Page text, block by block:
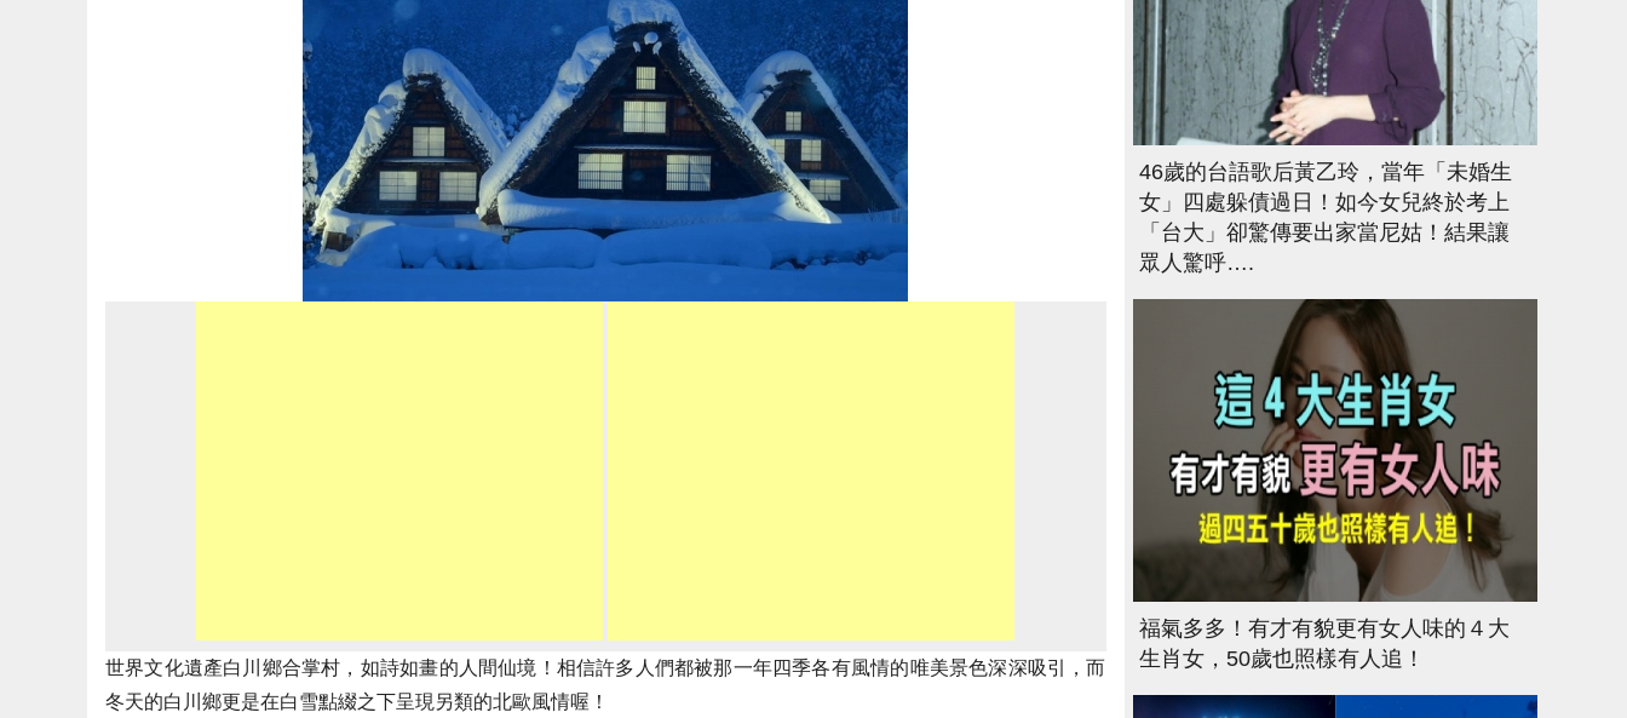
世界文化遺產白川鄉合掌村，如詩如畫的人間仙境！相信許多人們都被那一年四季各有風情的唯美景色深深吸引，而
冬天的白川鄉更是在白雪點綴之下呈現另類的北歐風情喔！
46歲的台語歌后黃乙玲，當年「未婚生
女」四處躲債過日！如今女兒終於考上
「台大」卻驚傳要出家當尼姑！結果讓
眾人驚呼….
福氣多多！有才有貌更有女人味的４大
生肖女，50歲也照樣有人追！